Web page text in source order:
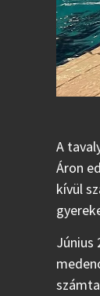
A
Áron
kívül
Június